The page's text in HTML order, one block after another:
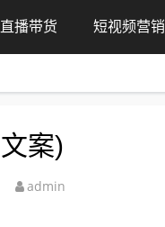
直播带货 短视频营销
案)
admin